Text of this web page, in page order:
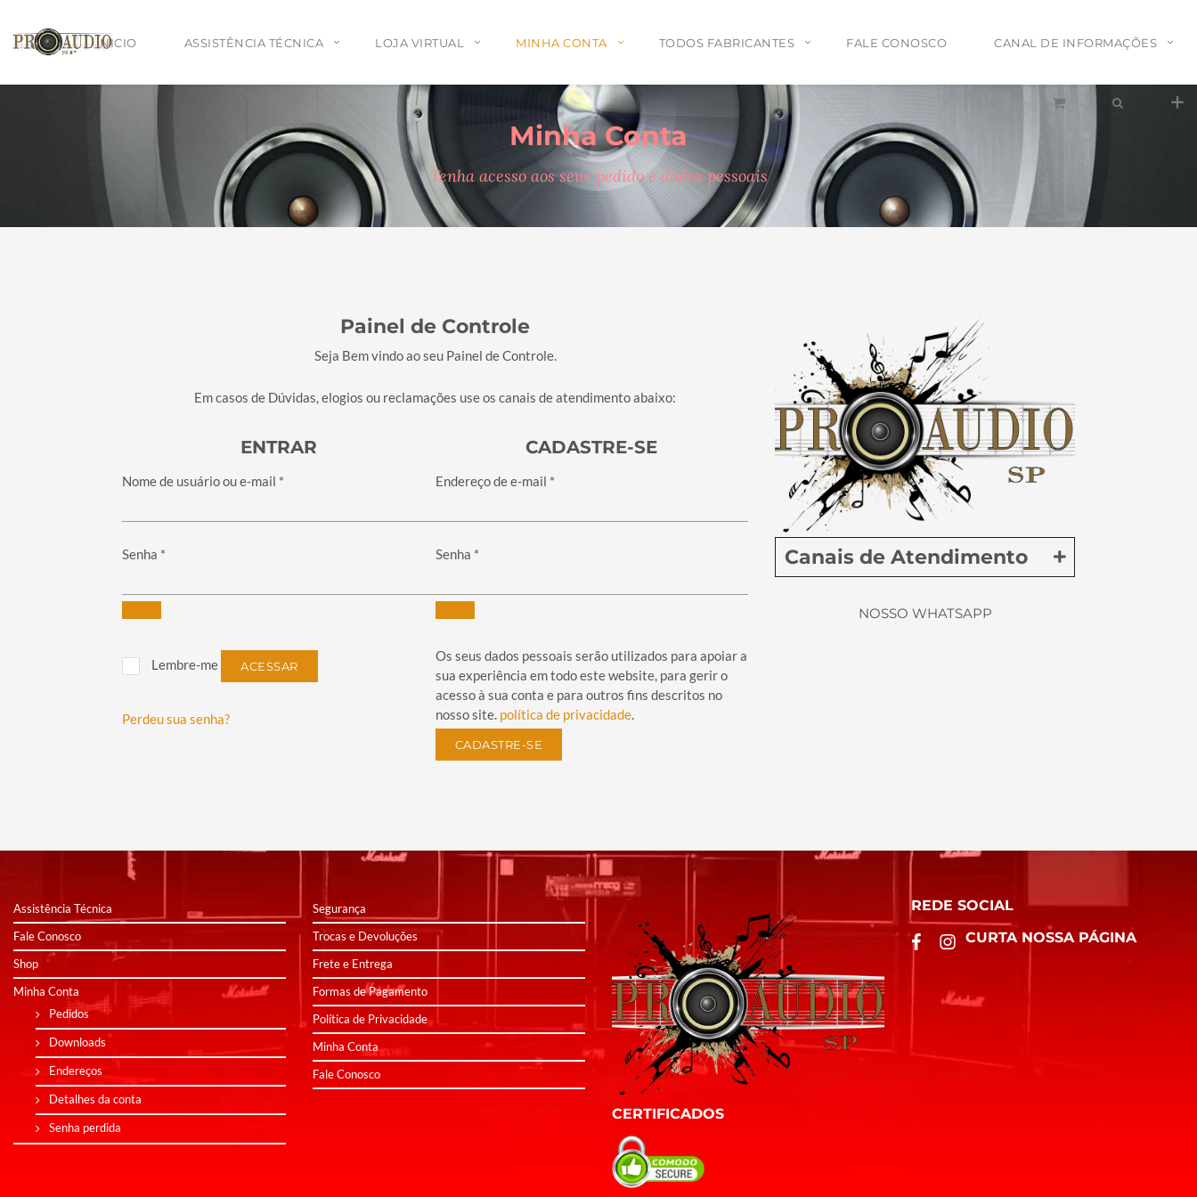
INICIO ASSISTÊNCIA TÉCNICA
Serviço Leva e Traz para Assistência Técnica
Assistência Técnica para Todo Brasil
Projetos de som personalizado para Escolas
LOJA VIRTUAL MINHA CONTA TODOS FABRICANTES FALE CONOSCO CANAL DE INFORMAÇÕES
suporte@proaudiosp.com.br
A. Kumaki Aoki, 630 - Jd. Helena
Whatsapp
1127724709
Minha Conta
Tenha acesso aos seus pedido e dados pessoais
Painel de Controle
Seja Bem vindo ao seu Painel de Controle.
Em casos de Dúvidas, elogios ou reclamações use os canais de atendimento abaixo:
ENTRAR
Nome de usuário ou e-mail *
Senha *
Lembre-me ACESSAR
Perdeu sua senha?
CADASTRE-SE
Endereço de e-mail *Obrigatório
Senha *Obrigatório
Os seus dados pessoais serão utilizados para apoiar a
sua experiência em todo este website, para gerir o
acesso à sua conta e para outros fins descritos no
nosso site. política de privacidade.
CADASTRE-SE
Canais de Atendimento
NOSSO WHATSAPP
Assistência Técnica
Fale Conosco
Shop
Minha Conta
Pedidos
Downloads
Endereços
Detalhes da conta
Senha perdida
Segurança
Trocas e Devoluções
Frete e Entrega
Formas de Pagamento
Política de Privacidade
Minha Conta
Fale Conosco
CERTIFICADOS
REDE SOCIAL
CURTA NOSSA PÁGINA